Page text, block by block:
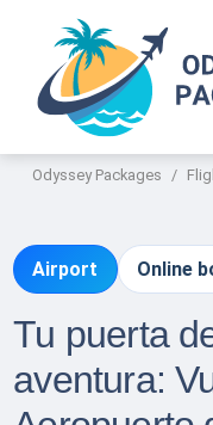
Odyssey Packages
Airport Online
Tu puerta
aventura: